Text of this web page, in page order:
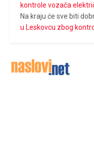
kontrole vozača
Na kraju će sve biti
u Leskovcu zbog